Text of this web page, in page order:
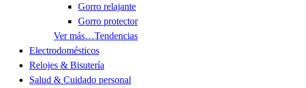
Gorro relajante
Gorro protector
Ver más…Tendencias
Electrodomésticos
Relojes & Bisutería
Salud & Cuidado personal